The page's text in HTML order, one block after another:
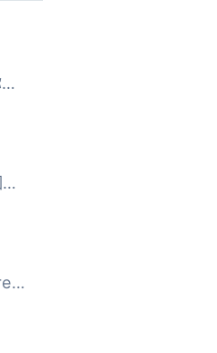
WP Subtitle 外掛能讓你的頁面和文章擁有副標題。這個短小的...
Secondary Title 是一個簡單且輕量的外掛，能為文章、頁面及...
格式化媒體標題 WordPress 外掛可以讓你為新上傳的媒體項目格...